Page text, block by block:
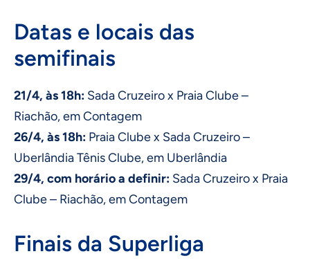
Datas e locais das
semifinais
21/4, às 18h: Sada Cruzeiro x Praia Clube –
Riachão, em Contagem
26/4, às 18h: Praia Clube x Sada Cruzeiro –
Uberlândia Tênis Clube, em Uberlândia
29/4, com horário a definir: Sada Cruzeiro x Praia
Clube – Riachão, em Contagem
Finais da Superliga